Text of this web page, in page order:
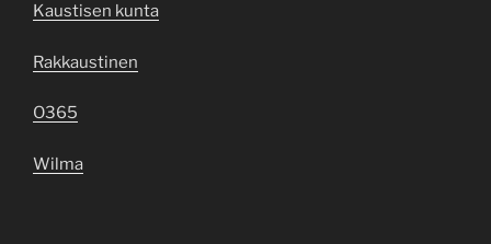
Kaustisen kunta
Rakkaustinen
O365
Wilma